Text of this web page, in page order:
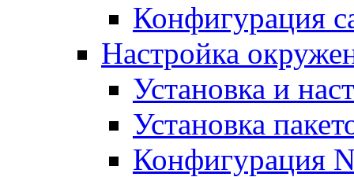
Конфигурация
Настройка
Установка и
Установка
Конфигурация